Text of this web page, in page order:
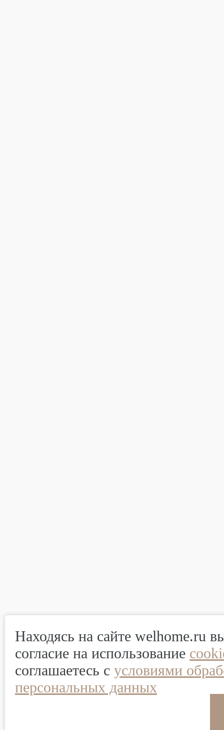
Находясь на сайте welhome.ru
согласие на использование
соглашаетесь с условиями
персональных данных